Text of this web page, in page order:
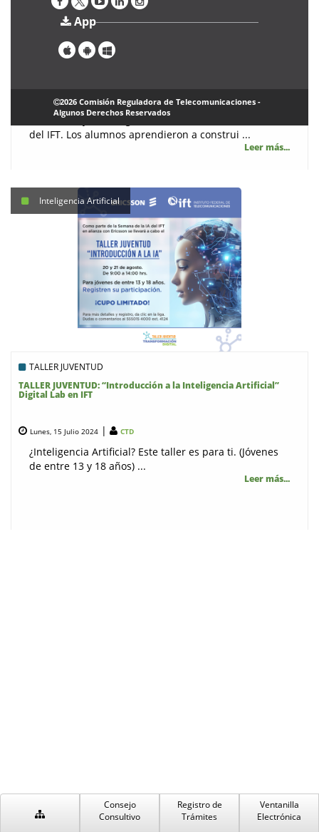
Consejo
Consultivo
Registro de
Trámites
Ventanilla
Electrónica
Cursos
3° edición del Taller Juventud: Introducción a la IA
JUVENTUD. Transformación Digital, el cual tuvo lugar
los días 20 y 21 de agosto 2024, en las instalaciones
del IFT. Los alumnos aprendieron a construi ...
Leer más...
Inteligencia Artificial
TALLER JUVENTUD
TALLER JUVENTUD: “Introducción a la Inteligencia Artificial”
Digital Lab en IFT
Lunes, 15 Julio 2024 | CTD
¿Inteligencia Artificial? Este taller es para ti. (Jóvenes
de entre 13 y 18 años) ...
Leer más...
App
2026 Comisión Reguladora de Telecomunicaciones -
Algunos Derechos Reservados